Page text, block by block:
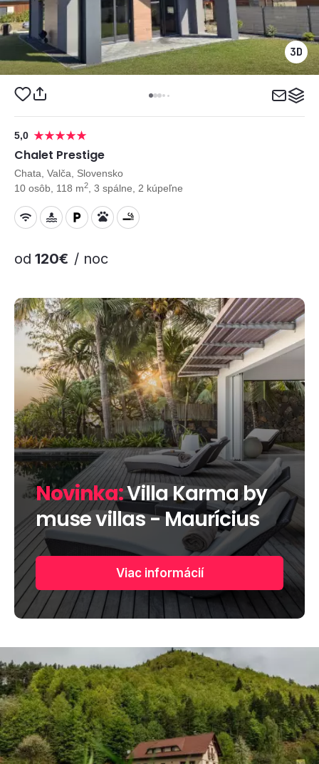
5,0
Chalet Prestige
Chata, Valča, Slovensko
10 osôb, 118 m2 , 3 spálne, 2 kúpeľne
od 120€ / noc
Novinka:Villa Karma by
muse villas - Maurícius
Viac informácií